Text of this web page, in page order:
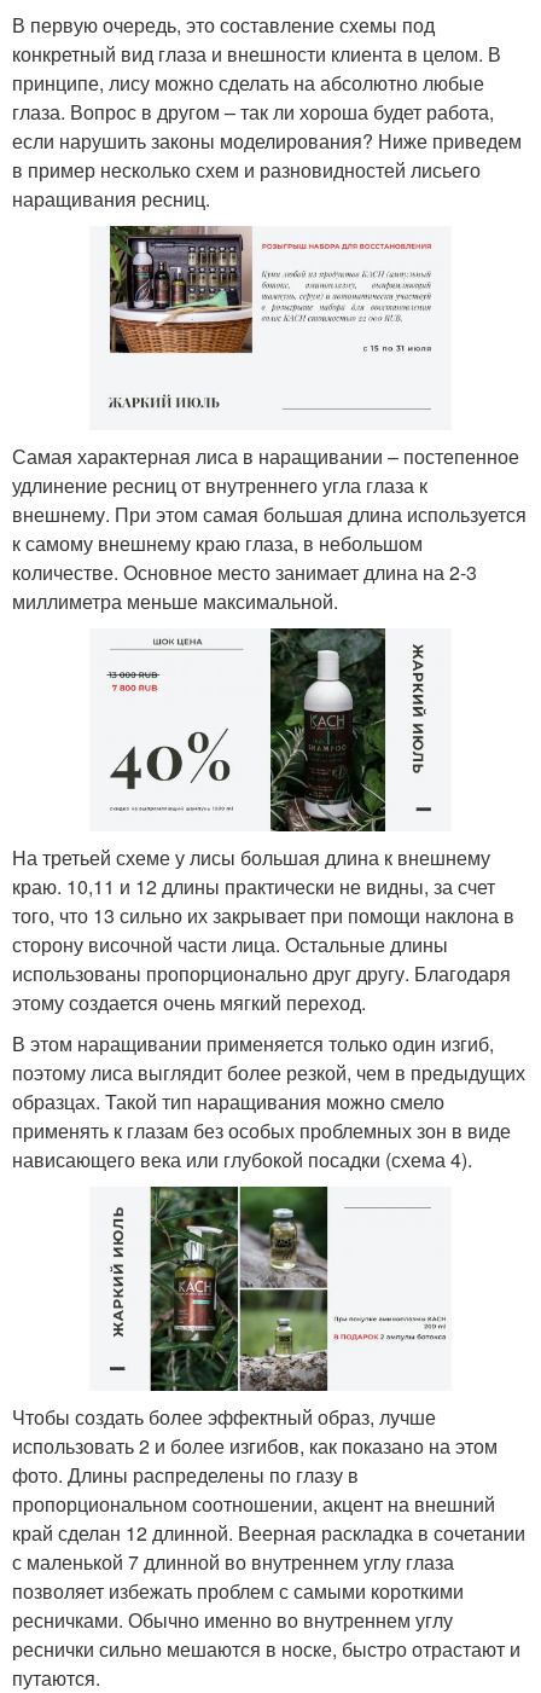
В первую очередь, это составление схемы под
конкретный вид глаза и внешности клиента в целом. В
принципе, лису можно сделать на абсолютно любые
глаза. Вопрос в другом – так ли хороша будет работа,
если нарушить законы моделирования? Ниже приведем
в пример несколько схем и разновидностей лисьего
наращивания ресниц.
Самая характерная лиса в наращивании – постепенное
удлинение ресниц от внутреннего угла глаза к
внешнему. При этом самая большая длина используется
к самому внешнему краю глаза, в небольшом
количестве. Основное место занимает длина на 2-3
миллиметра меньше максимальной.
На третьей схеме у лисы большая длина к внешнему
краю. 10,11 и 12 длины практически не видны, за счет
того, что 13 сильно их закрывает при помощи наклона в
сторону височной части лица. Остальные длины
использованы пропорционально друг другу. Благодаря
этому создается очень мягкий переход.
В этом наращивании применяется только один изгиб,
поэтому лиса выглядит более резкой, чем в предыдущих
образцах. Такой тип наращивания можно смело
применять к глазам без особых проблемных зон в виде
нависающего века или глубокой посадки (схема 4).
Чтобы создать более эффектный образ, лучше
использовать 2 и более изгибов, как показано на этом
фото. Длины распределены по глазу в
пропорциональном соотношении, акцент на внешний
край сделан 12 длинной. Веерная раскладка в сочетании
с маленькой 7 длинной во внутреннем углу глаза
позволяет избежать проблем с самыми короткими
ресничками. Обычно именно во внутреннем углу
реснички сильно мешаются в носке, быстро отрастают и
путаются.